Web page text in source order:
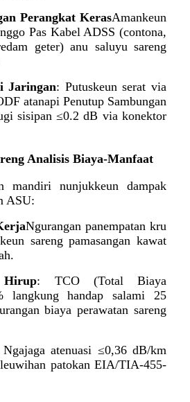
Perangkat KerasAmankeun
Pas Kabel ADSS (contona,
geter) anu saluyu sareng
Jaringan: Putuskeun serat via
atanapi Penutup Sambungan
sisipan ≤0.2 dB via konektor
Analisis Biaya-Manfaat
mandiri nunjukkeun dampak
ASU:
Ngurangan panempatan kru
sareng pamasangan kawat
: TCO (Total Biaya
langkung handap salami 25
biaya perawatan sareng
atenuasi ≤0,36 dB/km
patokan EIA/TIA-455-